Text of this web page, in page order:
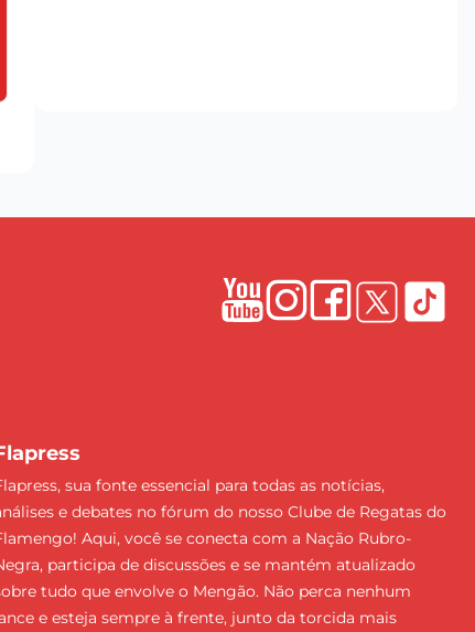
sua fonte essencial para todas as notícias,
e debates no fórum do nosso Clube de Regatas do
Aqui, você se conecta com a Nação Rubro-
participa de discussões e se mantém atualizado
tudo que envolve o Mengão. Não perca nenhum
e esteja sempre à frente, junto da torcida mais